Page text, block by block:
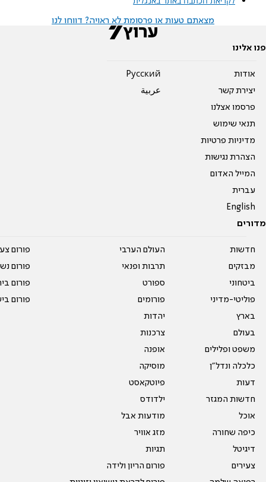
מצאתם טעות או פרסומת לא ראויה? דווחו לנו
פנו אלינו
אודות
יצירת קשר
פרסמו אצלנו
תנאי שימוש
מדיניות פרטיות
הצהרת נגישות
המייל האדום
עברית
English
Pусский
عربية
מדורים
חדשות
מבזקים
ביטחוני
פוליטי-מדיני
בארץ
בעולם
משפט ופלילים
כלכלה ונדל"ן
דעות
חדשות המגזר
אוכל
כיפה שחורה
דיגיטל
צעירים
העולם הערבי
תרבות ופנאי
ספורט
פורומים
יהדות
צרכנות
אופנה
מוסיקה
פיוטקאסט
ילדודס
מודעות אבל
מזג אוויר
תגיות
פורום הריון ולידה
פורום
פורום
פורום
פורום